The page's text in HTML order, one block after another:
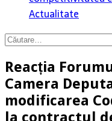
Actualitate
Caută
Reacția
Camera
modificarea
la contractul